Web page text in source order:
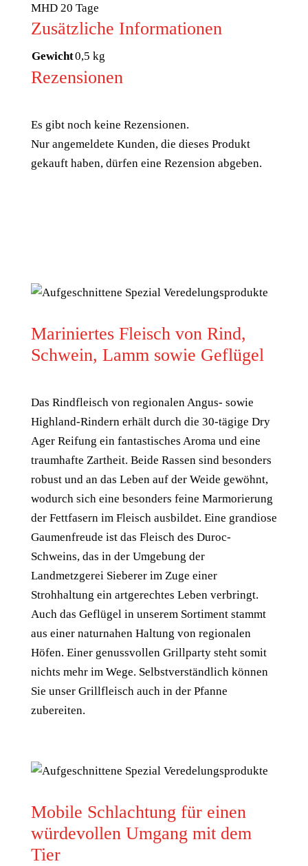
MHD 20 Tage
Zusätzliche Informationen
Gewicht0,5 kg
Rezensionen
Es gibt noch keine Rezensionen.
Nur angemeldete Kunden, die dieses Produkt
gekauft haben, dürfen eine Rezension abgeben.
Mariniertes Fleisch von Rind,
Schwein, Lamm sowie Geflügel
Das Rindfleisch von regionalen Angus- sowie
Highland-Rindern erhält durch die 30-tägige Dry
Ager Reifung ein fantastisches Aroma und eine
traumhafte Zartheit. Beide Rassen sind besonders
robust und an das Leben auf der Weide gewöhnt,
wodurch sich eine besonders feine Marmorierung
der Fettfasern im Fleisch ausbildet. Eine grandiose
Gaumenfreude ist das Fleisch des Duroc-
Schweins, das in der Umgebung der
Landmetzgerei Sieberer im Zuge einer
Strohhaltung ein artgerechtes Leben verbringt.
Auch das Geflügel in unserem Sortiment stammt
aus einer naturnahen Haltung von regionalen
Höfen. Einer genussvollen Grillparty steht somit
nichts mehr im Wege. Selbstverständlich können
Sie unser Grillfleisch auch in der Pfanne
zubereiten.
Mobile Schlachtung für einen
würdevollen Umgang mit dem
Tier